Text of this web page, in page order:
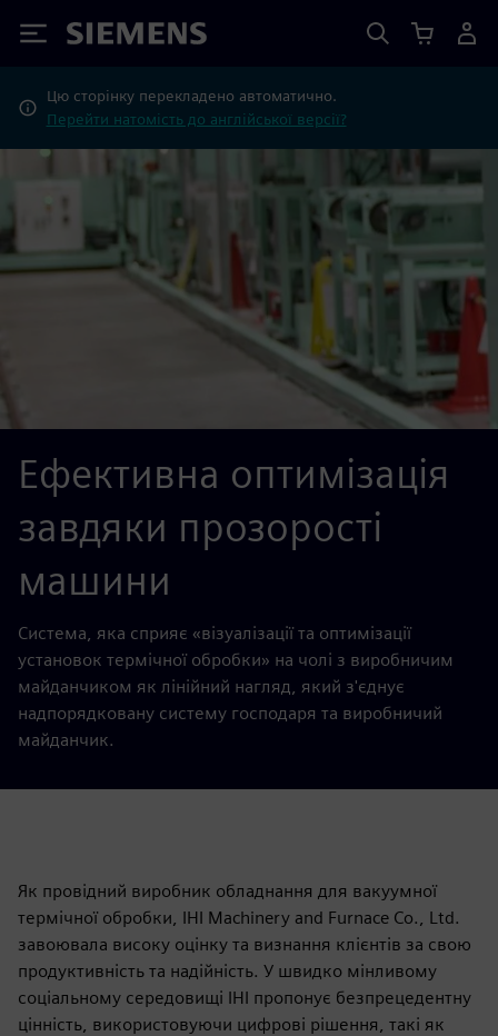
Siemens
Цю сторінку перекладено автоматично.
Перейти натомість до англійської версії?
Ефективна оптимізація
завдяки прозорості
машини
Система, яка сприяє «візуалізації та оптимізації
установок термічної обробки» на чолі з виробничим
майданчиком як лінійний нагляд, який з'єднує
надпорядковану систему господаря та виробничий
майданчик.
Як провідний виробник обладнання для вакуумної
термічної обробки, IHI Machinery and Furnace Co., Ltd.
завоювала високу оцінку та визнання клієнтів за свою
продуктивність та надійність. У швидко мінливому
соціальному середовищі IHI пропонує безпрецедентну
цінність, використовуючи цифрові рішення, такі як